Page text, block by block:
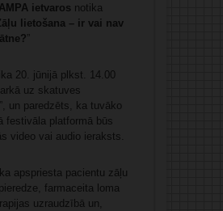
ietvaros notika
lietošana – ir vai nav
”
20. jūnijā plkst. 14.00
uz skatuves
un paredzēts, ka tuvāko
festivāla platformā būs
video vai audio ieraksts.
apspriesta pacientu zāļu
farmaceita loma
uzraudzībā un,